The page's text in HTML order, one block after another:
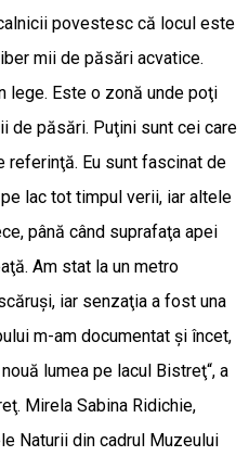
povestesc că locul este
mii de păsări acvatice.
lege. Este o zonă unde poţi
de păsări. Puţini sunt cei care
Eu sunt fascinat de
lac tot timpul verii, iar altele
până când suprafaţa apei
Am stat la un metro
iar senzaţia a fost una
m-am documentat şi încet,
lumea pe lacul Bistreţ“, a
Mirela Sabina Ridichie,
Naturii din cadrul Muzeului